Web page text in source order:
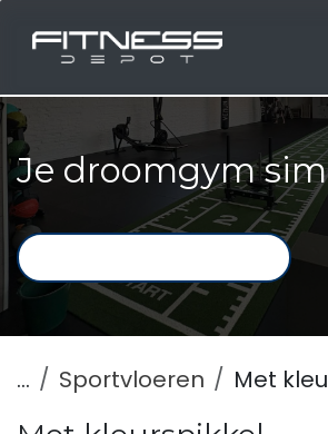
Je droomgym
... Sportvloeren Met